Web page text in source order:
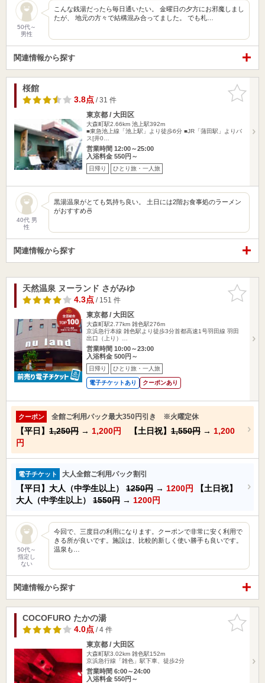
50代～
男性
こんな銭湯だったら毎日通いたい。 金曜日の夕方にお邪魔しまし
たが、 地元の方々で結構混み合ってました。 でも札…
関連情報から探す
お気に入
りに追加
桜館
3.8点/ 31 件
東京都 / 大田区
大森町駅2.66km 池上駅392m
■東急池上線「池上駅」より徒歩6分 ■JR「蒲田駅」よりバ
ス[井0…
営業時間 12:00～25:00
入浴料金 550円～
日帰り ひとり旅・一人旅
40代 男
性
黒湯温泉がとても気持ち良い。 土日には2階お食事処のラーメン
がおすすめ🍜
関連情報から探す
お気に入
りに追加
天然温泉 ヌーランド さがみゆ
4.3点/ 151 件
東京都 / 大田区
大森町駅2.77km 雑色駅276m
京浜急行本線 雑色駅より徒歩3分首都高速1号羽田線 羽田
出口（上り）…
営業時間 10:00～23:00
入浴料金 500円～
日帰り ひとり旅・一人旅
電子チケットあり クーポンあり
クーポン 全館ご利用パック最大350円引き ※火曜定休
【平日】 1,250円 → 1,200円 【土日祝】 1,550円 → 1,200
円
電子チケット 大人全館ご利用パック割引
【平日】大人（中学生以上） 1250円 → 1200円
【土日祝】
大人（中学生以上） 1550円 → 1200円
50代～
指定し
ない
今回で、三度目の利用になります。クーポンで非常に安く利用で
きる所が良いです。施設は、比較的新しく使い勝手も良いです。
温泉も…
関連情報から探す
お気に入
りに追加
COCOFURO たかの湯
4.0点/ 4 件
東京都 / 大田区
大森町駅3.02km 雑色駅152m
京浜急行線「雑色」駅下車、徒歩2分
営業時間 6:00～24:00
入浴料金 550円～